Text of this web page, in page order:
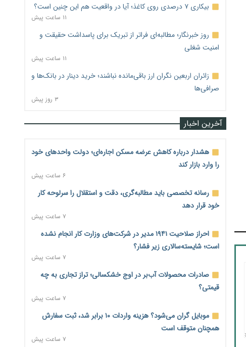
بیکاری ۷ درصدی روی کاغذ؛ آیا در واقعیت هم این چنین است؟
۱۱ ساعت پیش
روز خبرنگار؛ مطالبه‌ای فراتر از تبریک برای پاسداشت حقیقت و
امنیت شغلی
۱۱ ساعت پیش
زائران اربعین نگران ارز باقی‌مانده نباشند؛ خرید دینار در بانک‌ها و
صرافی‌ها
۳ روز پیش
آخرین اخبار
هشدار درباره کاهش عرضه مسکن اجاره‌ای؛ دولت واحدهای خود
را وارد بازار کند
۶ ساعت پیش
رسانه تخصصی باید مطالبه‌گری، دقت و استقلال را سرلوحه کار
خود قرار دهد
۷ ساعت پیش
احراز صلاحیت ۱۹۴۱ مدیر در شرکت‌های وزارت کار انجام نشده
است؛ شایسته‌سالاری زیر فشار؟
۷ ساعت پیش
صادرات محصولات آب‌بر در اوج خشکسالی؛ تراز تجاری به چه
قیمتی؟
۷ ساعت پیش
موبایل گران می‌شود؟ هزینه واردات ۱۰ برابر شد، ثبت سفارش
همچنان متوقف است
۷ ساعت پیش